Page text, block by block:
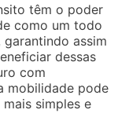
têm o poder
como um todo
assim
dessas
com
mobilidade pode
simples e